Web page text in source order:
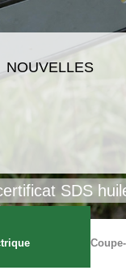
NOUVELLES
SDS